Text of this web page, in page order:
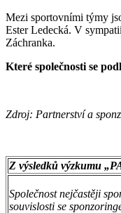
Mezi sportovními týmy
Ester Ledecká. V
Záchranka.
Které společnosti se
Zdroj: Partnerství a
Z výsledků výzkumu
Společnost nejčastěji
souvislosti se